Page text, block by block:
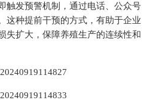
触发预警机制，通过电话、公众号
这种提前干预的方式，有助于企业
失扩大，保障养殖生产的连续性和